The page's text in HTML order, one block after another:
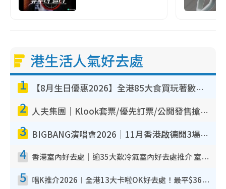
港生活人氣好去處
1 【8月生日優惠2026】全港85大食買玩著數攻略 自助餐/火鍋放題同行免費＋誠品/DONKI送現金券
2 人夫集團｜Klook套票/優先訂票/公開發售搶飛攻略！附票價.購票連結.場地座位表
3 BIGBANG演唱會2026｜11月香港啟德開3場！實名制VIP申請、優先購票攻略
4 香港室內好去處｜逾35大歎冷氣室內好去處推介 室內活動免費避雨無懼落雨
5 唱K推介2026︱全港13大卡啦OK好去處！最平$36起 日文K都有！(附地址+收費詳情)